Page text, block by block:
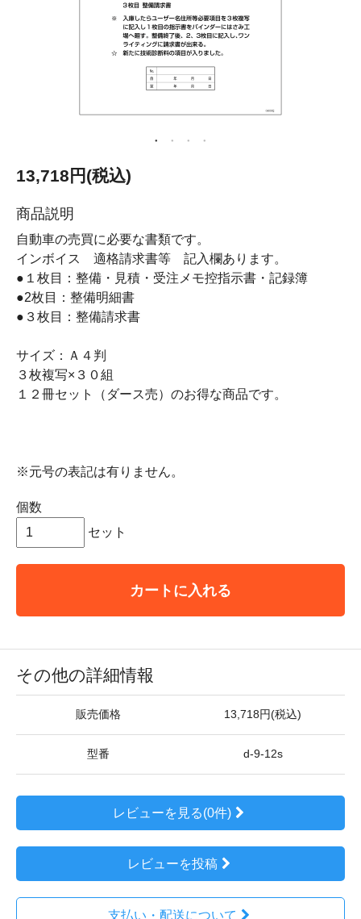
13,718円(税込)
商品説明
自動車の売買に必要な書類です。
インボイス 適格請求書等 記入欄あります。
●１枚目：整備・見積・受注メモ控指示書・記録簿
●2枚目：整備明細書
●３枚目：整備請求書
サイズ：Ａ４判
３枚複写×３０組
１２冊セット（ダース売）のお得な商品です。
※元号の表記は有りません。
個数
セット
カートに入れる
その他の詳細情報
販売価格 13,718円(税込)
型番 d-9-12s
レビューを見る(0件)
レビューを投稿
支払い・配送について